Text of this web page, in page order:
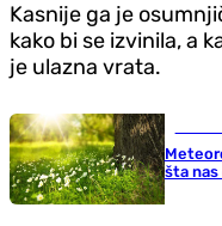
Kasnije ga je
kako bi se izvinila, a
je ulazna vrata.
šta nas